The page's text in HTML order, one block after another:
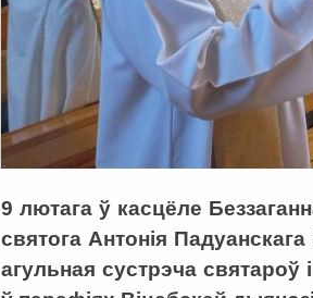
9 лютага ў касцёле
святога Антонія
агульная сустрэча святароў